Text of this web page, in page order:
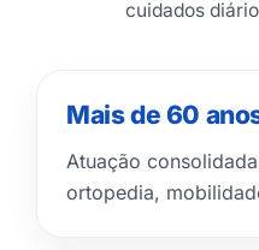
cuidados
Mais de 60
Atuação
ortopedia,